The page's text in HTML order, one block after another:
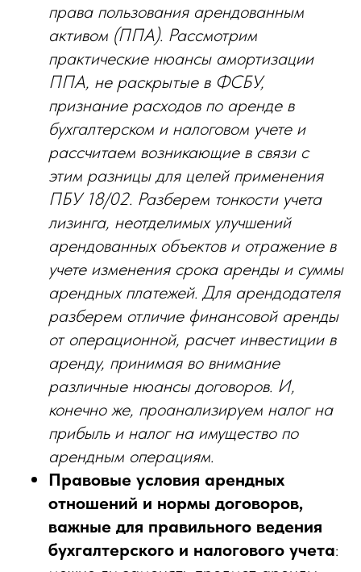
права пользования арендованным
активом (ППА). Рассмотрим
практические нюансы амортизации
ППА, не раскрытые в ФСБУ,
признание расходов по аренде в
бухгалтерском и налоговом учете и
рассчитаем возникающие в связи с
этим разницы для целей применения
ПБУ 18/02. Разберем тонкости учета
лизинга, неотделимых улучшений
арендованных объектов и отражение в
учете изменения срока аренды и суммы
арендных платежей. Для арендодателя
разберем отличие финансовой аренды
от операционной, расчет инвестиции в
аренду, принимая во внимание
различные нюансы договоров. И,
конечно же, проанализируем налог на
прибыль и налог на имущество по
арендным операциям.
Правовые условия арендных
отношений и нормы договоров,
важные для правильного ведения
бухгалтерского и налогового учета: